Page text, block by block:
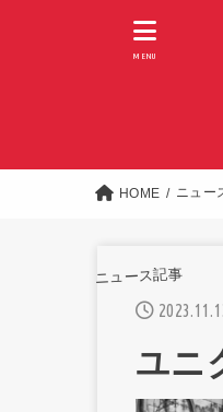
MENU
HOME ニュー
ニュース記事
ユニ